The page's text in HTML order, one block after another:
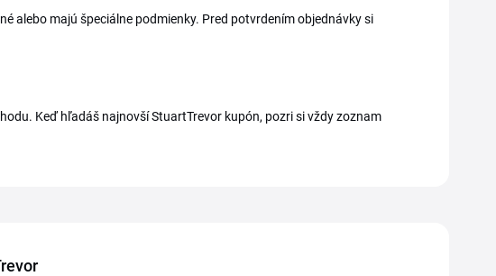
alebo majú špeciálne podmienky. Pred potvrdením objednávky si
Keď hľadáš najnovší StuartTrevor kupón, pozri si vždy zoznam